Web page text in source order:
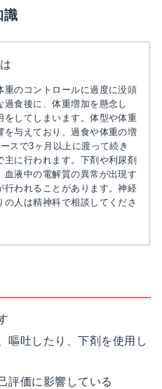
識
のコントロールに過度に没頭
食後に、体重増加を懸念し
してしまいます。体型や体重
与えており、過食や体重の増
スで3ヶ月以上に渡って続き
に行われます。下剤や利尿剤
液中の電解質の異常が出現す
行われることがあります。神経
人は精神科で相談してくださ
嘔吐したり、下剤を使用し
評価に影響している